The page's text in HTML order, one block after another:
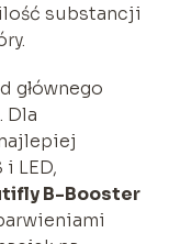
substancji
głównego
Dla
i LED,
B-Booster